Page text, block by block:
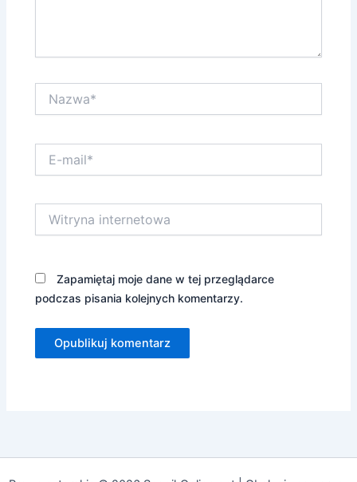
mail*
internetowa
Zapamiętaj moje dane w tej przeglądarce
podczas pisania kolejnych komentarzy.